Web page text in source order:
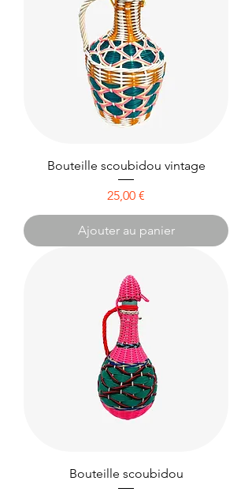
Bouteille scoubidou vintage
Prix
25,00 €
Ajouter au panier
Bouteille scoubidou